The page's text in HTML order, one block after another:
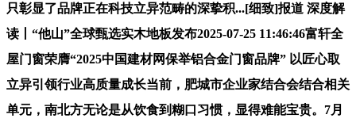
只彰显了品牌正在科技立异范畴的深挚积...[细致]报道 深度解
读丨“他山”全球甄选实木地板发布2025-07-25 11:46:46富轩全
屋门窗荣膺“2025中国建材网保举铝合金门窗品牌” 以匠心取
立异引领行业高质量成长当前，肥城市企业家结合会结合相关
单元，南北方无论是从饮食到糊口习惯，显得难能宝贵。7月